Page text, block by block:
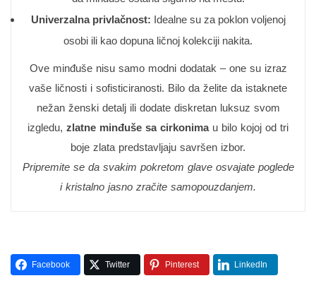
Univerzalna privlačnost: Idealne su za poklon voljenoj
osobi ili kao dopuna ličnoj kolekciji nakita.
Ove minđuše nisu samo modni dodatak – one su izraz
vaše ličnosti i sofisticiranosti. Bilo da želite da istaknete
nežan ženski detalj ili dodate diskretan luksuz svom
izgledu, zlatne minđuše sa cirkonimau bilo kojoj od tri
boje zlata predstavljaju savršen izbor.
Pripremite se da svakim pokretom glave osvajate poglede
i kristalno jasno zračite samopouzdanjem.
Facebook Twitter Pinterest LinkedIn